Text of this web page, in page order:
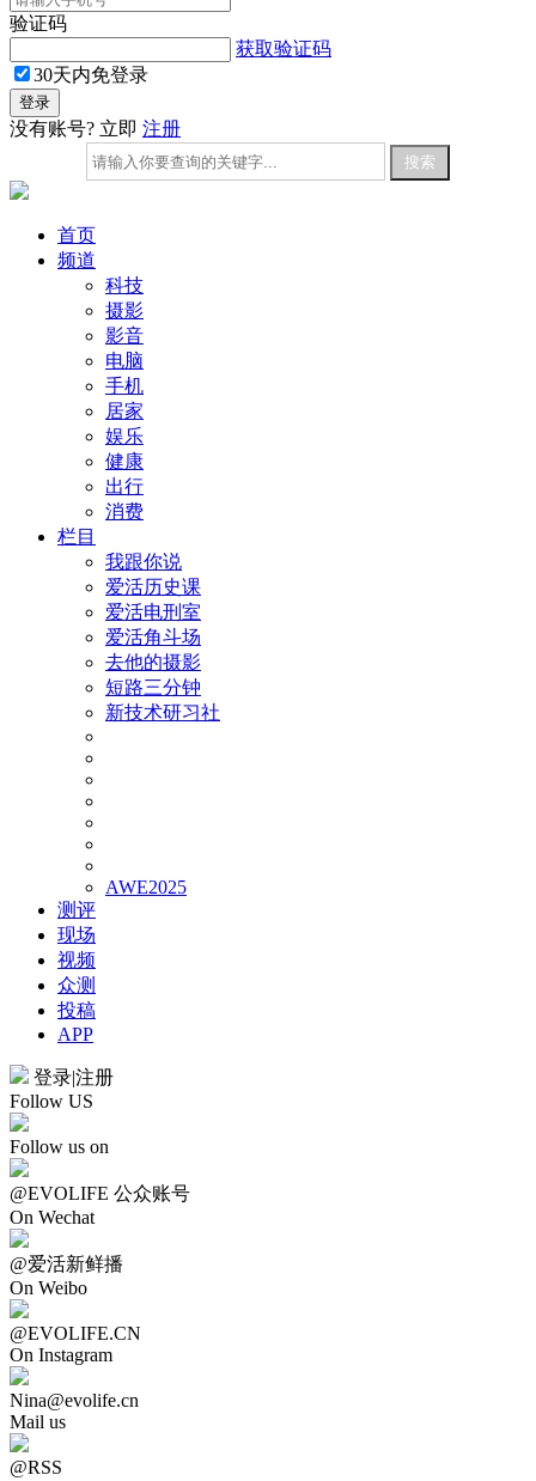
验证码
获取验证码
30天内免登录
没有账号? 立即 注册
首页
频道
科技
摄影
影音
电脑
手机
居家
娱乐
健康
出行
消费
栏目
我跟你说
爱活历史课
爱活电刑室
爱活角斗场
去他的摄影
短路三分钟
新技术研习社
AWE2025
测评
现场
视频
众测
投稿
APP
登录|注册
Follow US
Follow us on
@EVOLIFE 公众账号
On Wechat
@爱活新鲜播
On Weibo
@EVOLIFE.CN
On Instagram
Nina@evolife.cn
Mail us
@RSS